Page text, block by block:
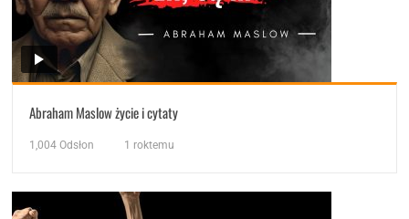
Abraham Maslow życie i cytaty
1,004 Odsłon 1 roktemu